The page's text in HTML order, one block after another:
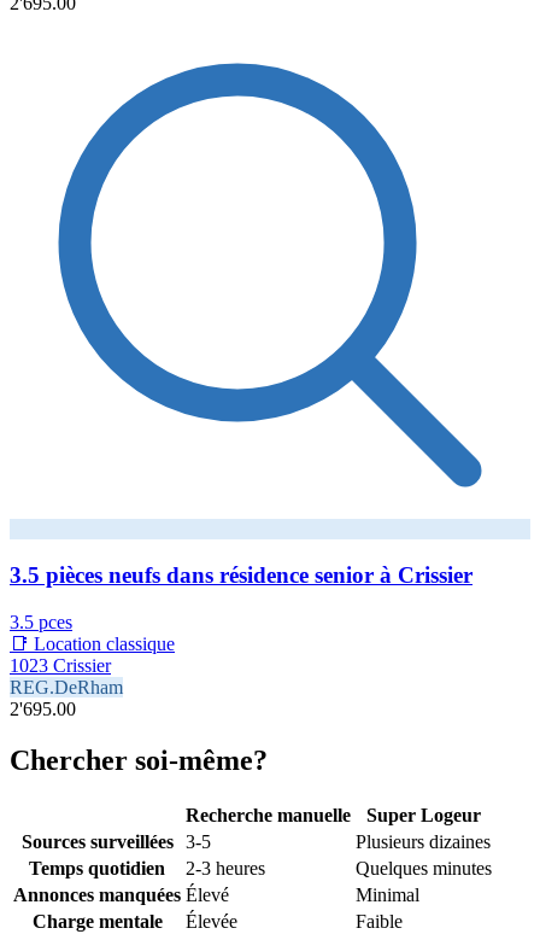
3.5 pièces neufs dans résidence senior à Crissier
3.5 pces
📑 Location classique
1023 Crissier
REG.DeRham
2'695.00
Chercher soi-même?
Recherche manuelle
Super Logeur
Sources surveillées
3-5
Plusieurs dizaines
Temps quotidien
2-3 heures
Quelques minutes
Annonces manquées Élevé
Minimal
Charge mentale
Élevée Faible